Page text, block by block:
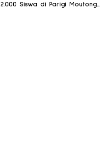
2.000 Siswa di Parigi Moutong